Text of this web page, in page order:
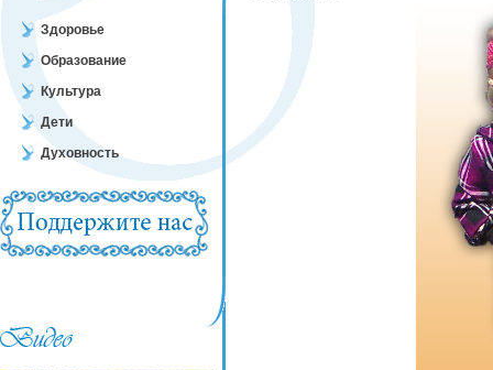
Здоровье
Образование
Культура
Дети
Духовность